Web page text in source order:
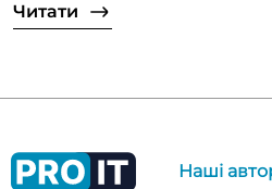
Читати
Наші